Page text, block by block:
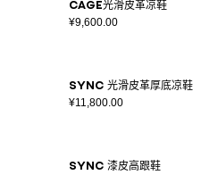
Cage光滑皮革凉鞋
¥9,600.00
Sync 光滑皮革厚底凉鞋
¥11,800.00
Sync 漆皮高跟鞋